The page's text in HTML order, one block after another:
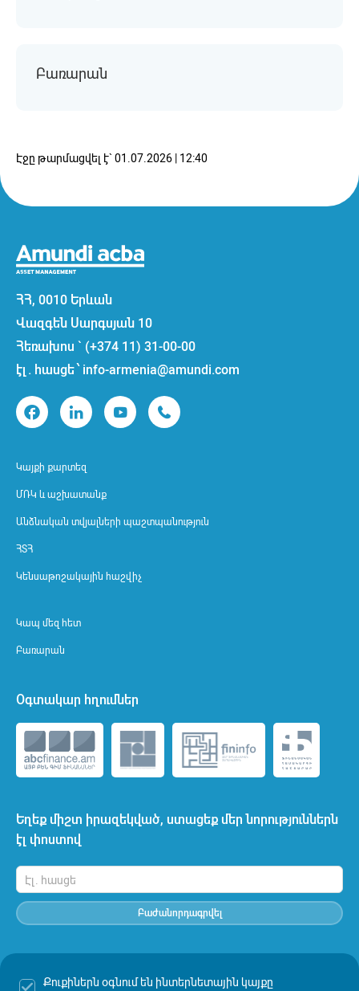
Քուքիներն օգնում են ինտերնետային կայքը
Բառարան
Էջը թարմացվել է` 01.07.2026 | 12:40
ՀՀ, 0010 Երևան
Վազգեն Սարգսյան 10
Հեռախոս ` (+374 11) 31-00-00
էլ. հասցե ՝ info-armenia@amundi.com
Կայքի քարտեզ
ՄՌԿ և աշխատանք
Անձնական տվյալների պաշտպանություն
ՀՏՀ
Կենսաթոշակային հաշվիչ
Կապ մեզ հետ
Բառարան
Եղեք միշտ իրազեկված, ստացեք մեր նորություններն
էլ փոստով
Բաժանորդագրվել
Օգտակար հղումներ